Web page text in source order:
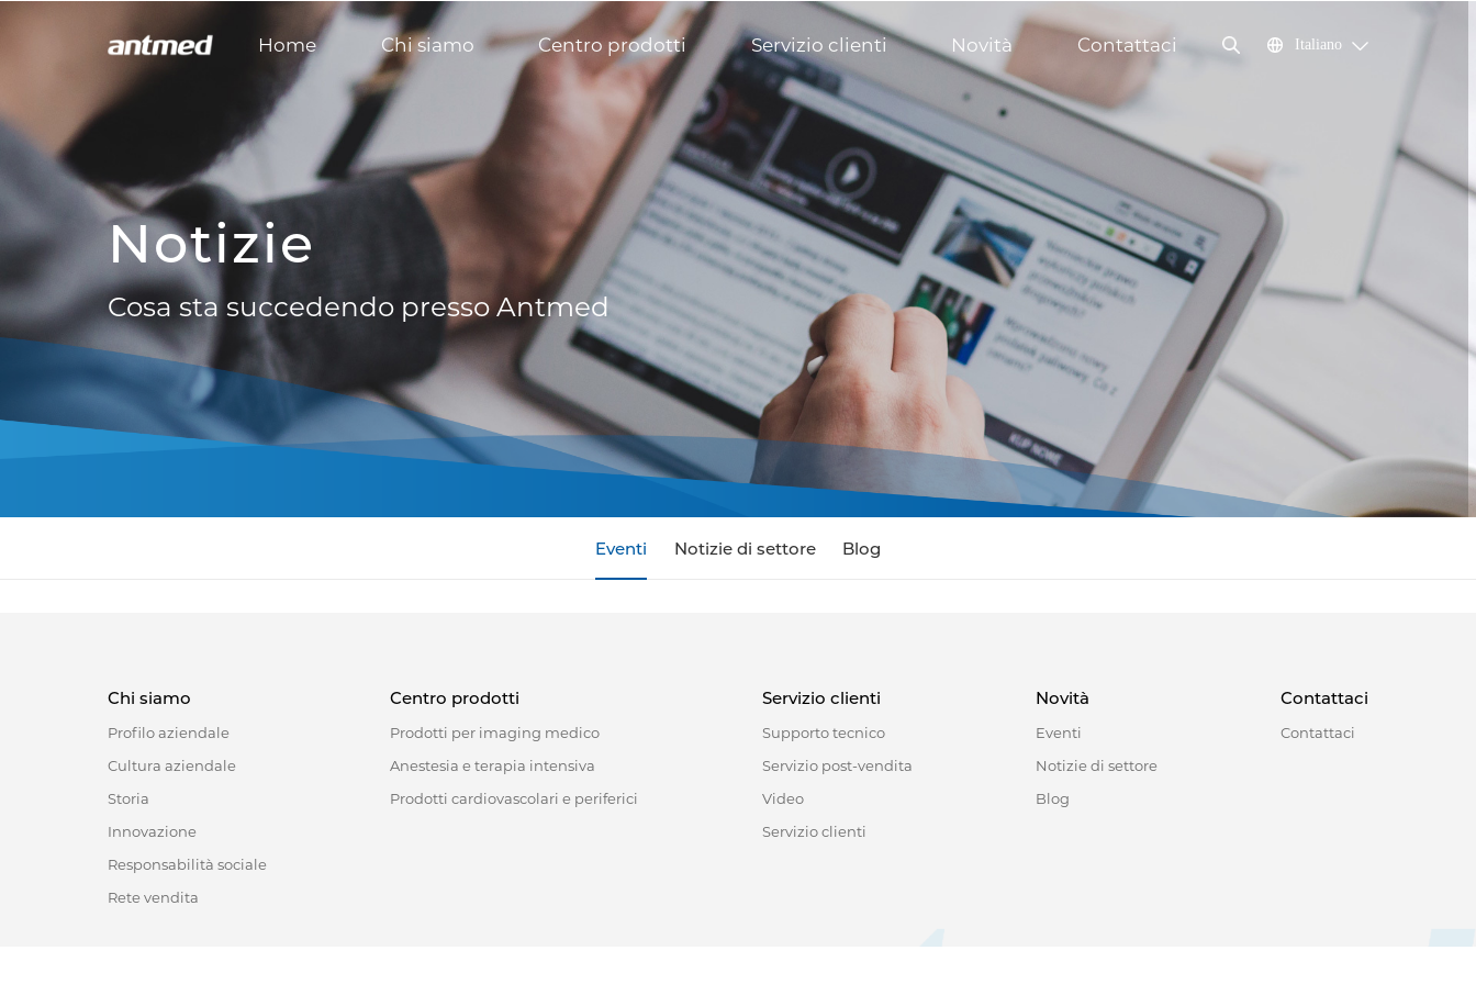
Home Chi siamo Centro prodotti Servizio clienti Novità Contattaci Italiano
Notizie
Cosa sta succedendo presso Antmed
Eventi Notizie di settore Blog
Chi siamo
Profilo aziendale
Cultura aziendale
Storia
Innovazione
Responsabilità sociale
Rete vendita
Centro prodotti
Prodotti per imaging medico
Anestesia e terapia intensiva
Prodotti cardiovascolari e periferici
Servizio clienti
Supporto tecnico
Servizio post-vendita
Video
Servizio clienti
Novità
Eventi
Notizie di settore
Blog
Contattaci
Contattaci